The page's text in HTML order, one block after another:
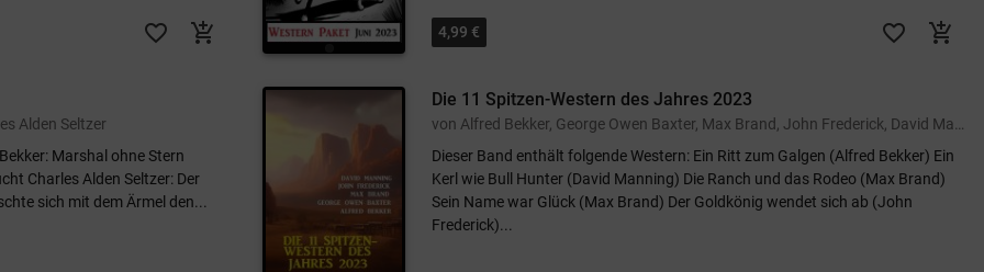
favorite_border add_shopping_cart 4,99 € favorite_border add_shopping_cart
Alden Seltzer
Marshal ohne Stern
Charles Alden Seltzer: Der
sich mit dem Ärmel den...
Die 11 Spitzen-Western des Jahres 2023
Dieser Band enthält folgende Western: Ein Ritt zum Galgen (Alfred Bekker) Ein
Kerl wie Bull Hunter (David Manning) Die Ranch und das Rodeo (Max Brand)
Sein Name war Glück (Max Brand) Der Goldkönig wendet sich ab (John
Frederick)...